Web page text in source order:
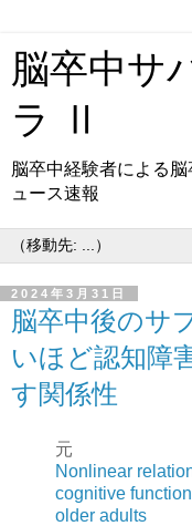
脳卒中サ
ラ Ⅱ
脳卒中経験者による
ュース速報
2024年3月31日
脳卒中後のサ
いほど認知障
す関係性
元
Nonlinear
cognitive
older adults